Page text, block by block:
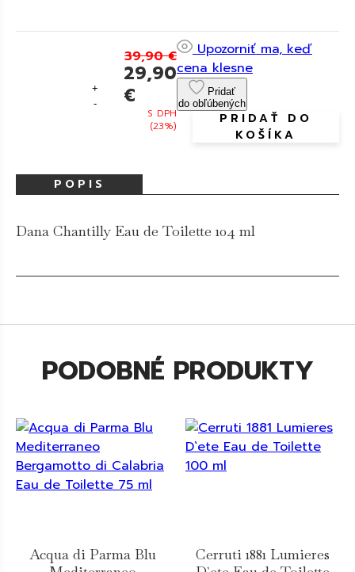
+
-
39,90 €
29,90
€
S DPH
(23%)
Upozorniť ma, keď
cena klesne
Pridať
do obľúbených
PRIDAŤ DO
KOŠÍKA
POPIS
Dana Chantilly Eau de Toilette 104 ml
PODOBNÉ PRODUKTY
Acqua di Parma Blu
Cerruti 1881 Lumieres